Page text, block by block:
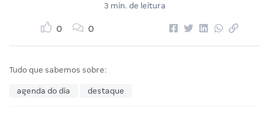
3 min. de leitura
0 0
Tudo que sabemos sobre:
agenda do dia destaque